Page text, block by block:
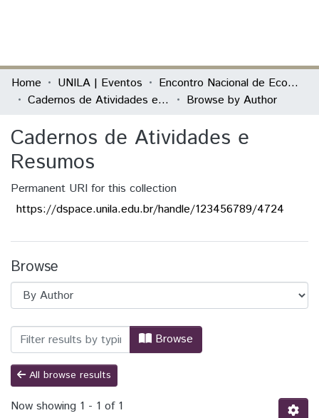
Communities & Collections
All of DSpace
Home UNILA | Eventos
Encontro Nacional de Economia Política
Cadernos de Atividades e Resumos
Browse by Author
Cadernos de Atividades e
Resumos
Permanent URI for this collection
https://dspace.unila.edu.br/handle/123456789/4724
Browse
Browsing Cadernos de Atividades e
Browse
All browse results
Now showing 1 - 1 of 1